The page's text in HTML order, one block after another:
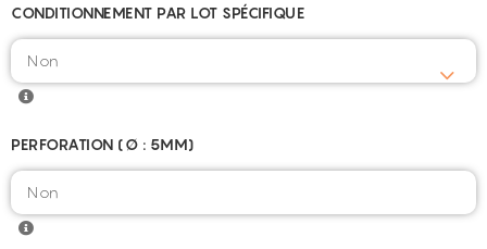
CONDITIONNEMENT PAR LOT SPÉCIFIQUE
PERFORATION (Ø : 5MM)